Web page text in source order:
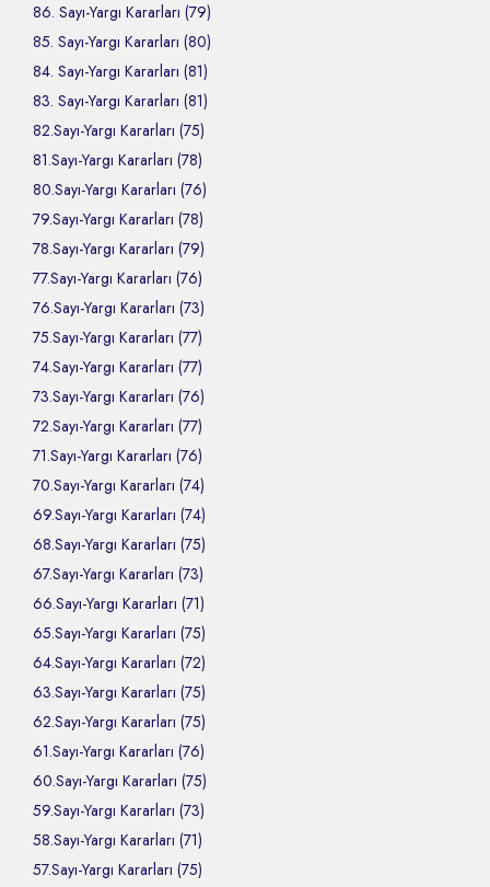
86. Sayı-Yargı Kararları (79)
85. Sayı-Yargı Kararları (80)
84. Sayı-Yargı Kararları (81)
83. Sayı-Yargı Kararları (81)
82.Sayı-Yargı Kararları (75)
81.Sayı-Yargı Kararları (78)
80.Sayı-Yargı Kararları (76)
79.Sayı-Yargı Kararları (78)
78.Sayı-Yargı Kararları (79)
77.Sayı-Yargı Kararları (76)
76.Sayı-Yargı Kararları (73)
75.Sayı-Yargı Kararları (77)
74.Sayı-Yargı Kararları (77)
73.Sayı-Yargı Kararları (76)
72.Sayı-Yargı Kararları (77)
71.Sayı-Yargı Kararları (76)
70.Sayı-Yargı Kararları (74)
69.Sayı-Yargı Kararları (74)
68.Sayı-Yargı Kararları (75)
67.Sayı-Yargı Kararları (73)
66.Sayı-Yargı Kararları (71)
65.Sayı-Yargı Kararları (75)
64.Sayı-Yargı Kararları (72)
63.Sayı-Yargı Kararları (75)
62.Sayı-Yargı Kararları (75)
61.Sayı-Yargı Kararları (76)
60.Sayı-Yargı Kararları (75)
59.Sayı-Yargı Kararları (73)
58.Sayı-Yargı Kararları (71)
57.Sayı-Yargı Kararları (75)